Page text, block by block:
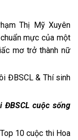
Thị Mỹ Xuyên
mực của một
mơ trở thành nữ
ĐBSCL cuộc sống
10 cuộc thi Hoa